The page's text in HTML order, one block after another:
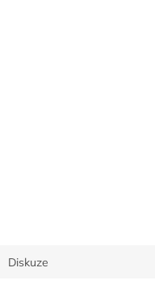
Diskuze